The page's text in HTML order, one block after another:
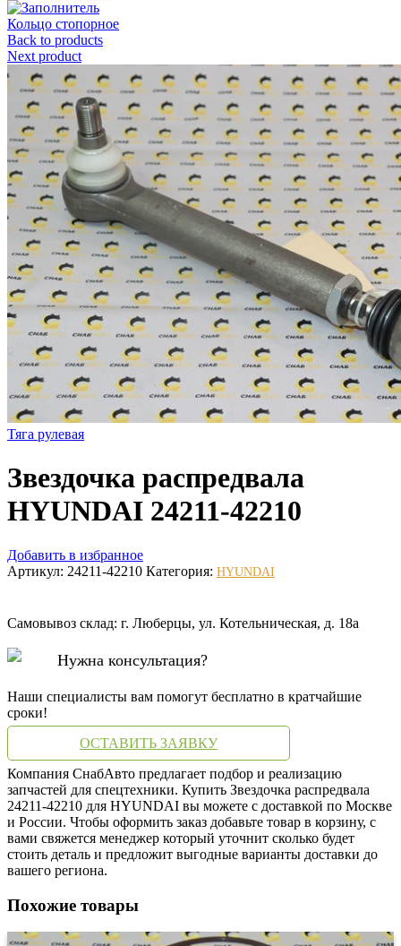
Кольцо стопорное
Back to products
Next product
Тяга рулевая
Звездочка распредвала
HYUNDAI 24211-42210
Добавить в избранное
Артикул: 24211-42210 Категория: HYUNDAI
Самовывоз склад: г. Люберцы, ул. Котельническая, д. 18а
Нужна консультация?
Наши специалисты вам помогут бесплатно в кратчайшие
сроки!
ОСТАВИТЬ ЗАЯВКУ
Компания СнабАвто предлагает подбор и реализацию
запчастей для спецтехники. Купить Звездочка распредвала
24211-42210 для HYUNDAI вы можете с доставкой по Москве
и России. Чтобы оформить заказ добавьте товар в корзину, с
вами свяжется менеджер который уточнит сколько будет
стоить деталь и предложит выгодные варианты доставки до
вашего региона.
Похожие товары